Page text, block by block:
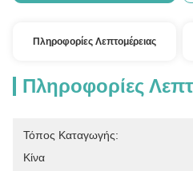
Πληροφορίες Λεπτομέρειας
Πληροφορίες
Τόπος Καταγωγής:
Κίνα